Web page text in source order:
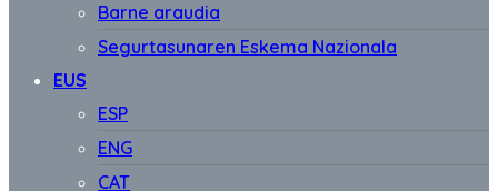
Barne araudia
Segurtasunaren Eskema Nazionala
EUS
ESP
ENG
CAT